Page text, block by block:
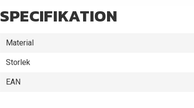
SPECIFIKATION
Material
Storlek
EAN